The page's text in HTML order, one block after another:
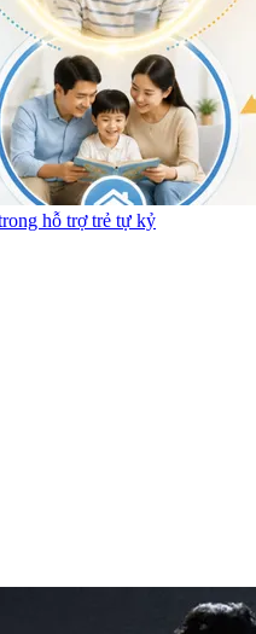
hỗ trợ trẻ tự kỷ